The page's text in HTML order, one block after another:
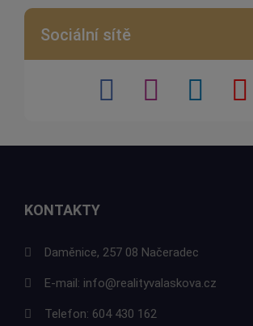
Sociální sítě
KONTAKTY
Daměnice, 257 08 Načeradec
E-mail: info@realityvalaskova.cz
Telefon: 604 430 162